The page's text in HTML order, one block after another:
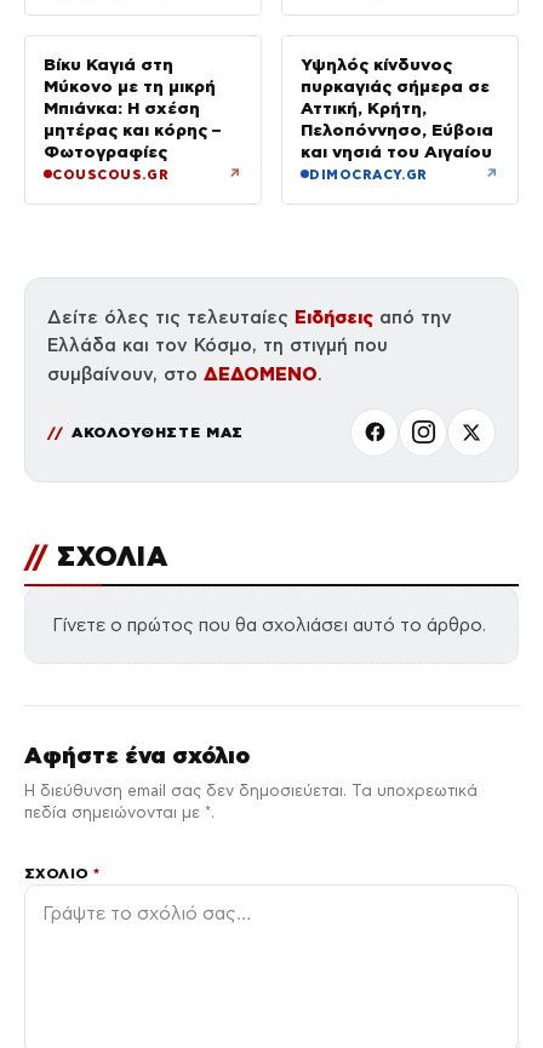
Βίκυ Καγιά στη
Μύκονο με τη μικρή
Μπιάνκα: Η σχέση
μητέρας και κόρης –
Φωτογραφίες
COUSCOUS.GR ↗
Υψηλός κίνδυνος
πυρκαγιάς σήμερα σε
Αττική, Κρήτη,
Πελοπόννησο, Εύβοια
και νησιά του Αιγαίου
DIMOCRACY.GR ↗
Δείτε όλες τις τελευταίες Ειδήσεις από την
Ελλάδα και τον Κόσμο, τη στιγμή που
συμβαίνουν, στο ΔΕΔΟΜΕΝΟ.
ΑΚΟΛΟΥΘΗΣΤΕ ΜΑΣ
// ΣΧΟΛΙΑ
Γίνετε ο πρώτος που θα σχολιάσει αυτό το άρθρο.
Αφήστε ένα σχόλιο
Η διεύθυνση email σας δεν δημοσιεύεται. Τα υποχρεωτικά
πεδία σημειώνονται με *.
ΣΧΌΛΙΟ*